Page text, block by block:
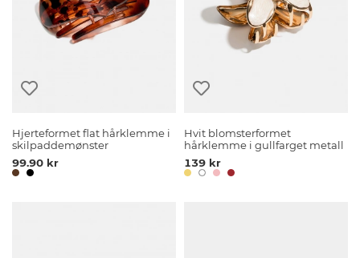
Hjerteformet flat hårklemme i
skilpaddemønster
99.90 kr
Hvit blomsterformet
hårklemme i gullfarget metall
139 kr